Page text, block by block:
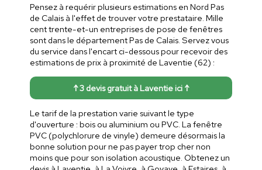
Pensez à requérir plusieurs estimations en Nord Pas
de Calais à l'effet de trouver votre prestataire. Mille
cent trente-et-un entreprises de pose de fenêtres
sont dans le département Pas de Calais. Servez vous
du service dans l'encart ci-dessous pour recevoir des
estimations de prix à proximité de Laventie (62) :
↑ 3 devis gratuit à Laventie ici ↑
Le tarif de la prestation varie suivant le type
d'ouverture : bois ou aluminium ou PVC. La fenêtre
PVC (polychlorure de vinyle) demeure désormais la
bonne solution pour ne pas payer trop cher non
moins que pour son isolation acoustique. Obtenez un